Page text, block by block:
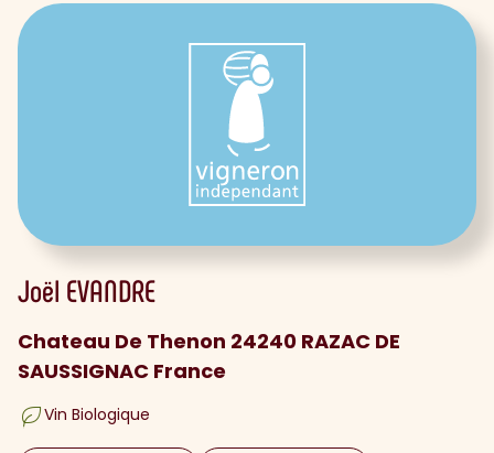
Joël EVANDRE
Chateau De Thenon 24240 RAZAC DE
SAUSSIGNAC France
Vin Biologique